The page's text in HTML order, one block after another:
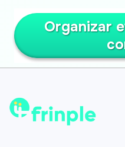
Organizar